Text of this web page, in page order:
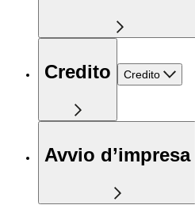
Credito Credito
Avvio d’impresa